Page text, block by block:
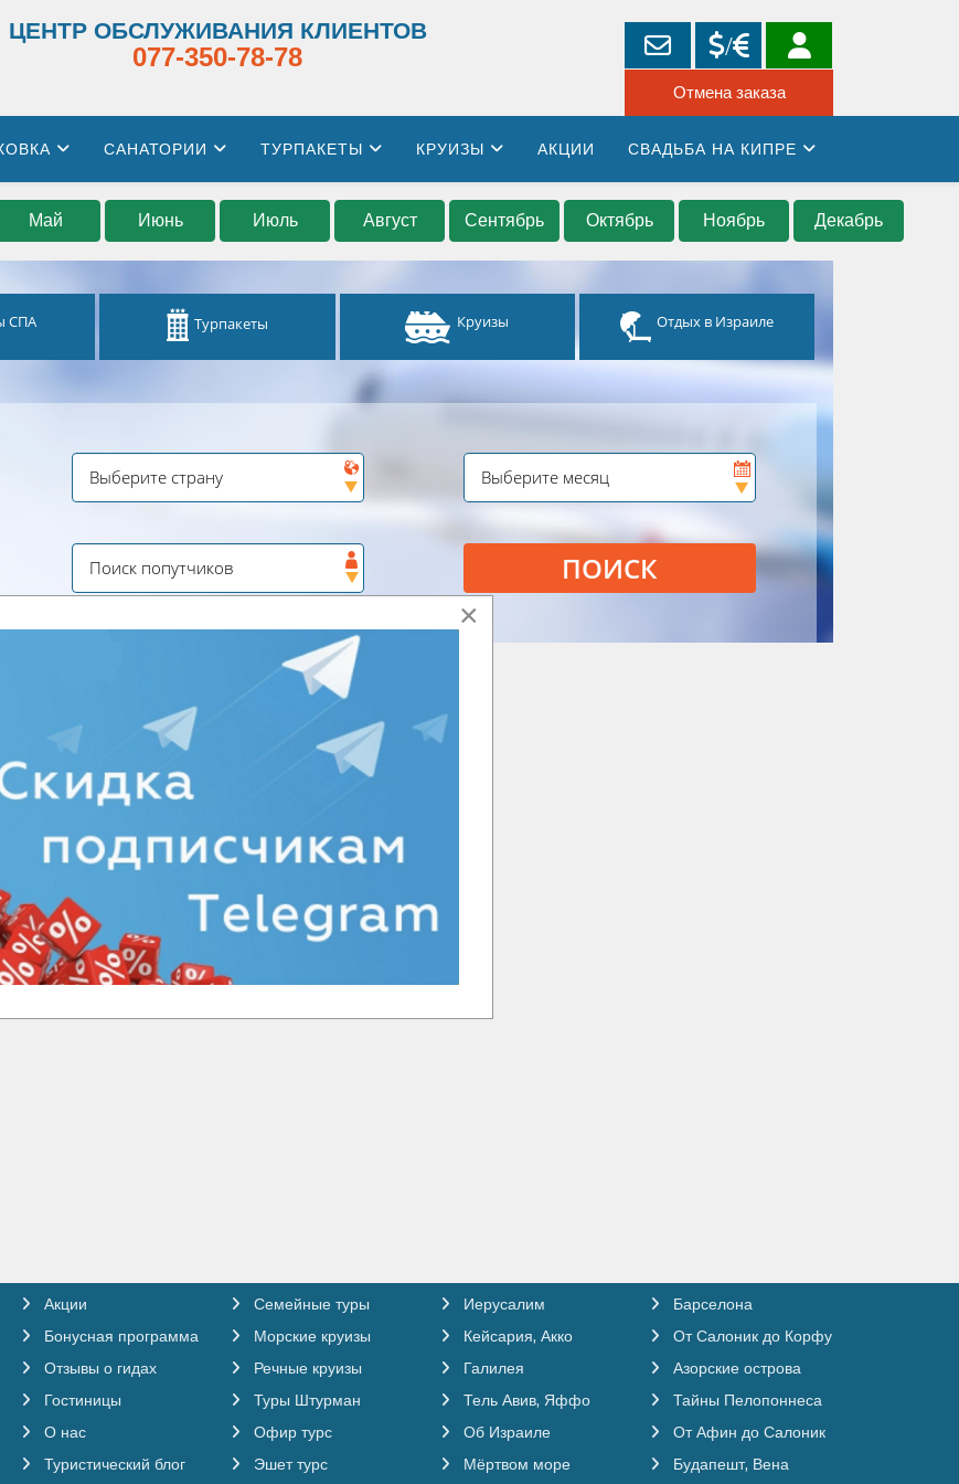
ЦЕНТР ОБСЛУЖИВАНИЯ КЛИЕНТОВ
077-350-78-78
САНАТОРИИ ТУРПАКЕТЫ КРУИЗЫ АКЦИИ СВАДЬБА НА КИПРЕ
Май Июнь Июль Август Сентябрь Октябрь Ноябрь Декабрь
СПА Турпакеты Круизы Отдых в Израиле
ПОИСК
Акции
Бонусная программа
Отзывы о гидах
Гостиницы
О нас
Туристический блог
Семейные туры
Морские круизы
Речные круизы
Туры Штурман
Офир турс
Эшет турс
Иерусалим
Кейсария, Акко
Галилея
Тель Авив, Яффо
Об Израиле
Мёртвом море
Барселона
От Салоник до Корфу
Азорские острова
Тайны Пелопоннеса
От Афин до Салоник
Будапешт, Вена
×